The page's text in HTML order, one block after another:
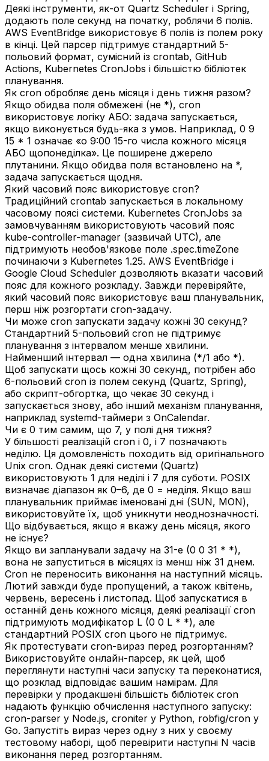
Деякі інструменти, як-от Quartz Scheduler і Spring,
додають поле секунд на початку, роблячи 6 полів.
AWS EventBridge використовує 6 полів із полем року
в кінці. Цей парсер підтримує стандартний 5-
польовий формат, сумісний із crontab, GitHub
Actions, Kubernetes CronJobs і більшістю бібліотек
планування.
Як cron обробляє день місяця і день тижня разом?
Якщо обидва поля обмежені (не *), cron
використовує логіку АБО: задача запускається,
якщо виконується будь-яка з умов. Наприклад, 0 9
15 * 1 означає «о 9:00 15-го числа кожного місяця
АБО щопонеділка». Це поширене джерело
плутанини. Якщо обидва поля встановлено на *,
задача запускається щодня.
Який часовий пояс використовує cron?
Традиційний crontab запускається в локальному
часовому поясі системи. Kubernetes CronJobs за
замовчуванням використовують часовий пояс
kube-controller-manager (зазвичай UTC), але
підтримують необов'язкове поле .spec.timeZone
починаючи з Kubernetes 1.25. AWS EventBridge і
Google Cloud Scheduler дозволяють вказати часовий
пояс для кожного розкладу. Завжди перевіряйте,
який часовий пояс використовує ваш планувальник,
перш ніж розгортати cron-задачу.
Чи може cron запускати задачу кожні 30 секунд?
Стандартний 5-польовий cron не підтримує
планування з інтервалом менше хвилини.
Найменший інтервал — одна хвилина (*/1 або *).
Щоб запускати щось кожні 30 секунд, потрібен або
6-польовий cron із полем секунд (Quartz, Spring),
або скрипт-обгортка, що чекає 30 секунд і
запускається знову, або інший механізм планування,
наприклад systemd-таймери з OnCalendar.
Чи є 0 тим самим, що 7, у полі дня тижня?
У більшості реалізацій cron і 0, і 7 позначають
неділю. Ця домовленість походить від оригінального
Unix cron. Однак деякі системи (Quartz)
використовують 1 для неділі і 7 для суботи. POSIX
визначає діапазон як 0–6, де 0 = неділя. Якщо ваш
планувальник приймає іменовані дні (SUN, MON),
використовуйте їх, щоб уникнути неоднозначності.
Що відбувається, якщо я вкажу день місяця, якого
не існує?
Якщо ви запланували задачу на 31-е (0 0 31 * *),
вона не запуститься в місяцях із менш ніж 31 днем.
Cron не переносить виконання на наступний місяць.
Лютий завжди буде пропущений, а також квітень,
червень, вересень і листопад. Щоб запускатися в
останній день кожного місяця, деякі реалізації cron
підтримують модифікатор L (0 0 L * *), але
стандартний POSIX cron цього не підтримує.
Як протестувати cron-вираз перед розгортанням?
Використовуйте онлайн-парсер, як цей, щоб
переглянути наступні часи запуску та переконатися,
що розклад відповідає вашим намірам. Для
перевірки у продакшені більшість бібліотек cron
надають функцію обчислення наступного запуску:
cron-parser у Node.js, croniter у Python, robfig/cron у
Go. Запустіть вираз через одну з них у своєму
тестовому наборі, щоб перевірити наступні N часів
виконання перед розгортанням.